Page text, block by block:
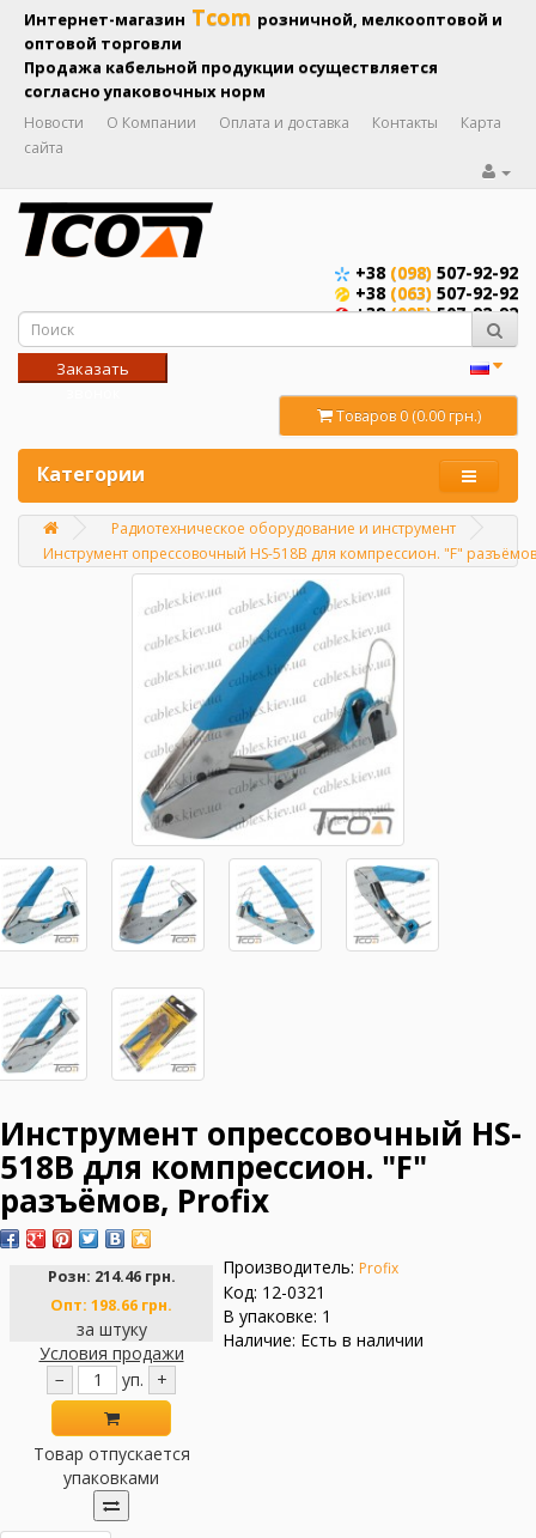
Интернет-магазин Tcom розничной, мелкооптовой и
оптовой торговли
Продажа кабельной продукции осуществляется
согласно упаковочных норм
Новости О Компании Оплата и доставка Контакты
Карта
сайта
+38 (098) 507-92-92
+38 (063) 507-92-92
+38(095)507-92-92
Заказать
Товаров 0 (0.00 грн.)
Категории
Радиотехническое оборудование и инструмент
Инструмент опрессовочный HS-518B для компрессион. "F"
Инструмент опрессовочный HS-
518B для компрессион. "F"
разъёмов, Profix
Розн: 214.46 грн.
Опт: 198.66 грн.
за штуку
Условия продажи
−
уп. +
Товар отпускается
упаковками
Производитель: Profix
Код: 12-0321
В упаковке: 1
Наличие: Есть в наличии